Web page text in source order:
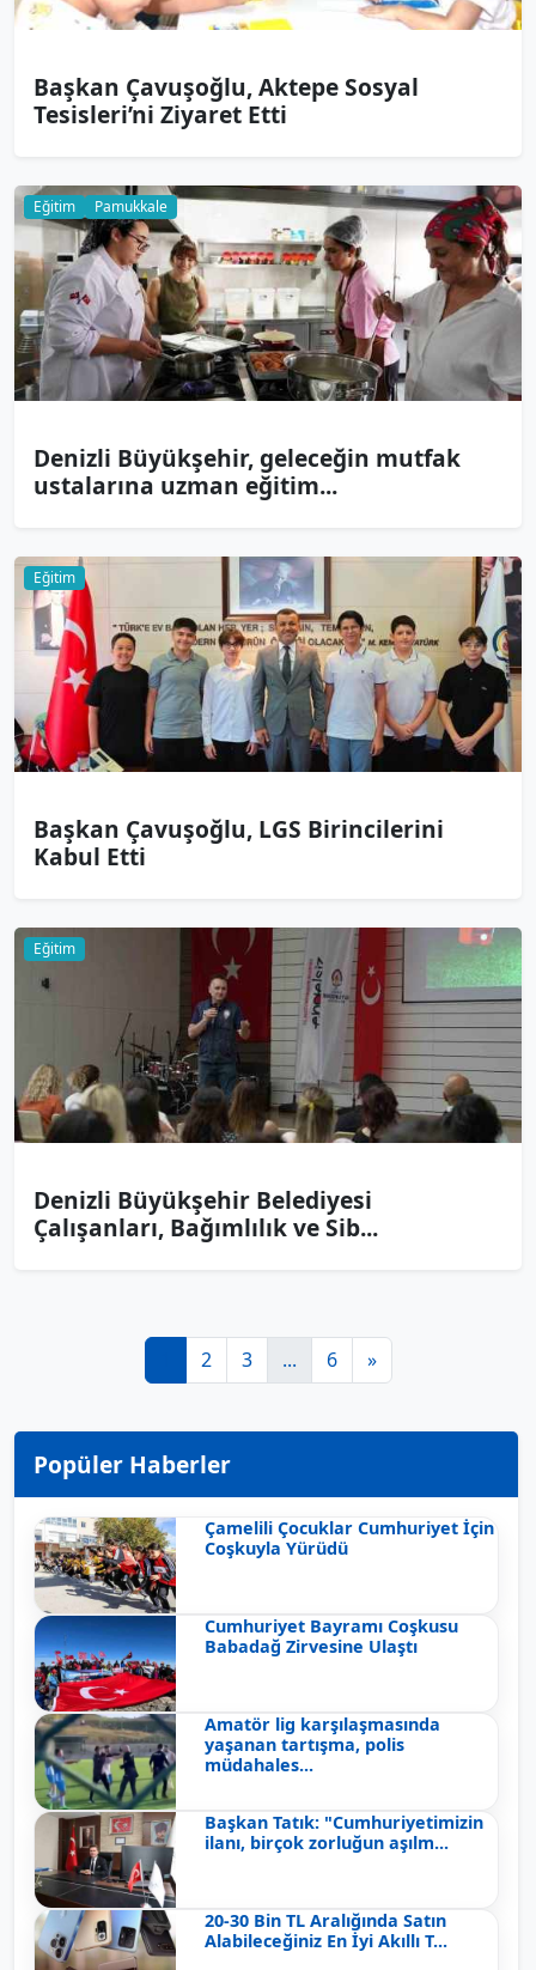
Başkan Çavuşoğlu, Aktepe Sosyal
Tesisleri’ni Ziyaret Etti
Eğitim Pamukkale
Denizli Büyükşehir, geleceğin mutfak
ustalarına uzman eğitim...
Eğitim
Başkan Çavuşoğlu, LGS Birincilerini
Kabul Etti
Eğitim
Denizli Büyükşehir Belediyesi
Çalışanları, Bağımlılık ve Sib...
2 3 ... 6 »
Popüler Haberler
Çamelili Çocuklar Cumhuriyet İçin
Coşkuyla Yürüdü
Cumhuriyet Bayramı Coşkusu
Babadağ Zirvesine Ulaştı
Amatör lig karşılaşmasında
yaşanan tartışma, polis
müdahales...
Başkan Tatık: "Cumhuriyetimizin
ilanı, birçok zorluğun aşılm...
20-30 Bin TL Aralığında Satın
Alabileceğiniz En İyi Akıllı T...